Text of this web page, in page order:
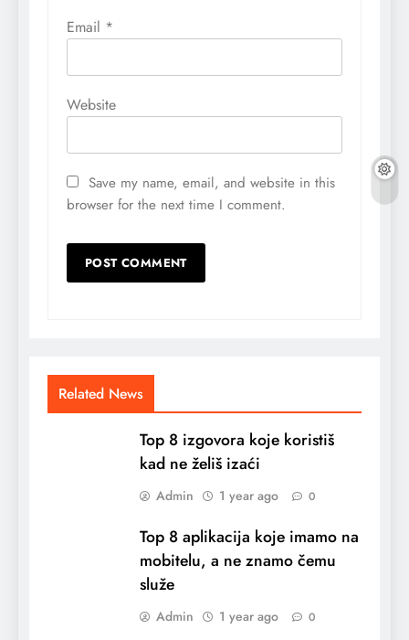
Email *
Website
Save my name, email, and website in this
browser for the next time I comment.
Related News
Top 8 izgovora koje koristiš
kad ne želiš izaći
Admin 1 year ago 0
Top 8 aplikacija koje imamo na
mobitelu, a ne znamo čemu
služe
Admin 1 year ago 0